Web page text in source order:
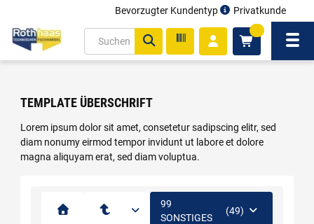
Bevorzugter Kundentyp Privatkunde
TEMPLATE ÜBERSCHRIFT
Lorem ipsum dolor sit amet, consetetur sadipscing elitr, sed
diam nonumy eirmod tempor invidunt ut labore et dolore
magna aliquyam erat, sed diam voluptua.
99
SONSTIGES
(49)